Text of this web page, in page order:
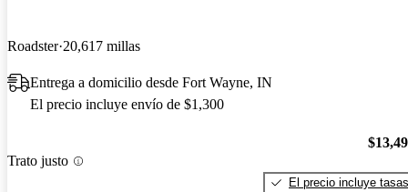
Roadster 20,617 millas
Entrega a domicilio desde Fort Wayne, IN
El precio incluye envío de $1,300
Trato justo
El precio incluye tasas